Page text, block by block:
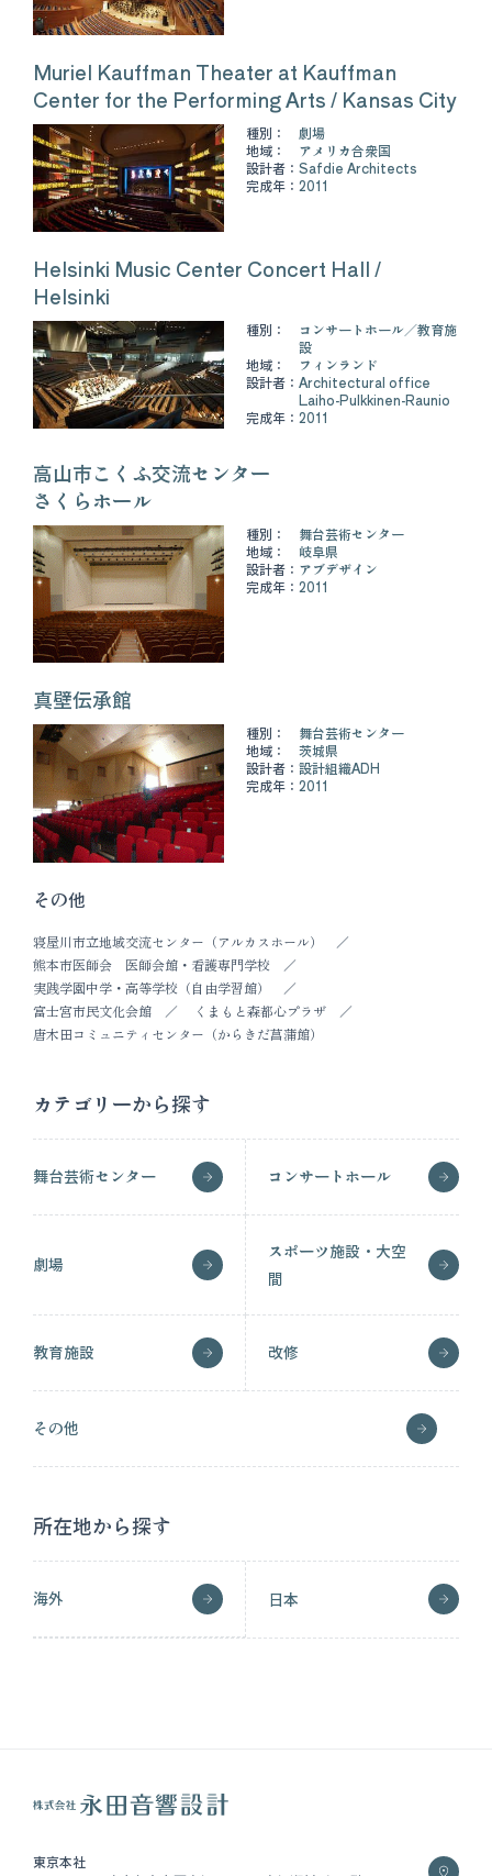
Muriel Kauffman Theater at Kauffman
Center for the Performing Arts / Kansas City
種別：
劇場
地域：
アメリカ合衆国
設計者： Safdie Architects
完成年： 2011
Helsinki Music Center Concert Hall /
Helsinki
種別： コンサートホール
教育施
設
地域：
フィンランド
設計者： Architectural office
Laiho-Pulkkinen-Raunio
完成年： 2011
高山市こくふ交流センター
さくらホール
種別：
舞台芸術センター
地域：
岐阜県
設計者： アブデザイン
完成年： 2011
真壁伝承館
種別：
舞台芸術センター
地域：
茨城県
設計者： 設計組織ADH
完成年： 2011
その他
寝屋川市立地域交流センター（アルカスホール）
熊本市医師会 医師会館・看護専門学校
実践学園中学・高等学校（自由学習館）
富士宮市民文化会館
くまもと森都心プラザ
唐木田コミュニティセンター（からきだ菖蒲館）
カテゴリーから探す
舞台芸術センター コンサートホール
劇場
スポーツ施設・大空
間
教育施設 改修
その他
所在地から探す
海外 日本
東京本社